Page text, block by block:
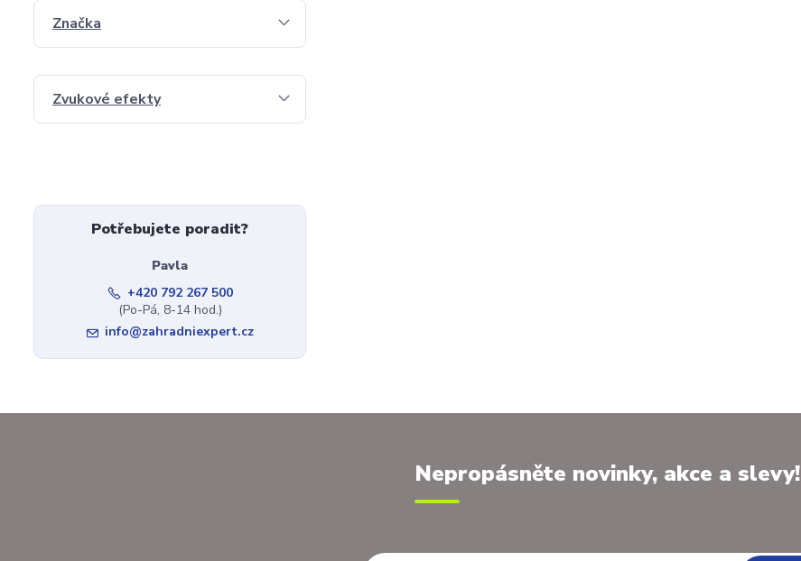
Značka
Zvukové efekty
Potřebujete poradit?
Pavla
+420 792 267 500
(Po-Pá, 8-14 hod.)
info@zahradniexpert.cz
Nepropásněte novinky, akce a slevy!